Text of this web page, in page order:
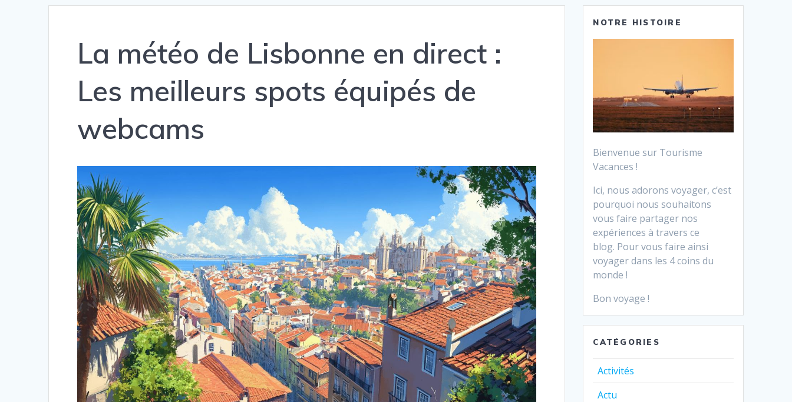
La météo de Lisbonne en direct :
Les meilleurs spots équipés de
webcams
NOTRE HISTOIRE
Bienvenue sur Tourisme
Vacances !
Ici, nous adorons voyager, c’est
pourquoi nous souhaitons
vous faire partager nos
expériences à travers ce
blog. Pour vous faire ainsi
voyager dans les 4 coins du
monde !
Bon voyage !
CATÉGORIES
Activités
Actu